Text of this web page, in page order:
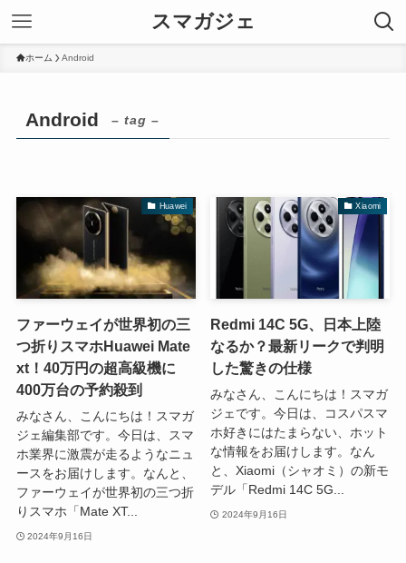
スマガジェ
ホーム Android
Android – tag –
Huawei
ファーウェイが世界初の三
つ折りスマホHuawei Mate
xt！40万円の超高級機に
400万台の予約殺到
みなさん、こんにちは！スマガ
ジェ編集部です。今日は、スマ
ホ業界に激震が走るようなニュ
ースをお届けします。なんと、
ファーウェイが世界初の三つ折
りスマホ「Mate XT...
2024年9月16日
Xiaomi
Redmi 14C 5G、日本上陸
なるか？最新リークで判明
した驚きの仕様
みなさん、こんにちは！スマガ
ジェです。今日は、コスパスマ
ホ好きにはたまらない、ホット
な情報をお届けします。なん
と、Xiaomi（シャオミ）の新モ
デル「Redmi 14C 5G...
2024年9月16日